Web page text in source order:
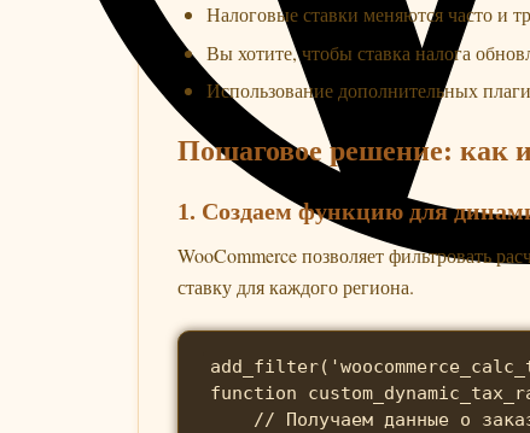
Налоговые ставки меняются часто и
Вы хотите, чтобы ставка налога
Использование дополнительных
Пошаговое решение: как
1. Создаем функцию для
WooCommerce позволяет фильтровать
ставку для каждого региона.
function
// Получаем данные о